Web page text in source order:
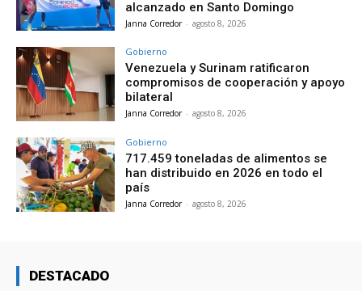
alcanzado en Santo Domingo
Janna Corredor - agosto 8, 2026
Gobierno
Venezuela y Surinam ratificaron
compromisos de cooperación y apoyo
bilateral
Janna Corredor - agosto 8, 2026
Gobierno
717.459 toneladas de alimentos se
han distribuido en 2026 en todo el
país
Janna Corredor - agosto 8, 2026
DESTACADO